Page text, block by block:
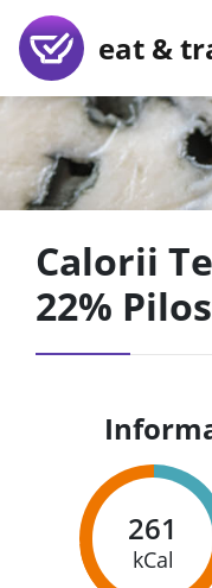
eat &
Calorii
22% Pilos
261
kCal